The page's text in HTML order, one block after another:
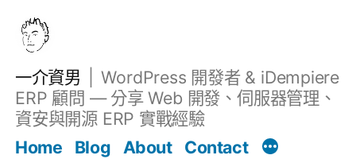
一介資男
WordPress 開發者 & iDempiere
ERP 顧問 — 分享 Web 開發、伺服器管理、
資安與開源 ERP 實戰經驗
Home
Blog About Contact
文章 Filter